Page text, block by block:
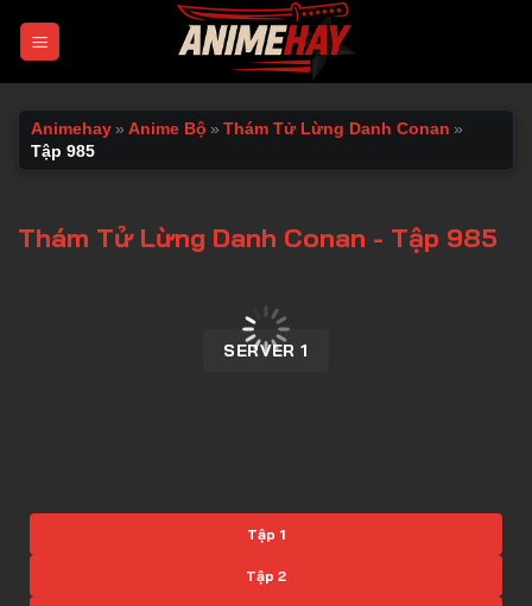
Animehay » Anime Bộ » Thám Tử Lừng Danh Conan »
Tập 985
Thám Tử Lừng Danh Conan - Tập 985
SERVER 1
Tập 1
Tập 2